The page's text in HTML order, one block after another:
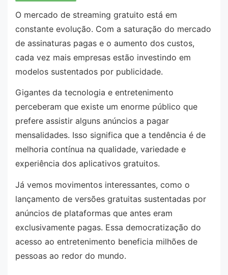
O mercado de streaming gratuito está em
constante evolução. Com a saturação do mercado
de assinaturas pagas e o aumento dos custos,
cada vez mais empresas estão investindo em
modelos sustentados por publicidade.
Gigantes da tecnologia e entretenimento
perceberam que existe um enorme público que
prefere assistir alguns anúncios a pagar
mensalidades. Isso significa que a tendência é de
melhoria contínua na qualidade, variedade e
experiência dos aplicativos gratuitos.
Já vemos movimentos interessantes, como o
lançamento de versões gratuitas sustentadas por
anúncios de plataformas que antes eram
exclusivamente pagas. Essa democratização do
acesso ao entretenimento beneficia milhões de
pessoas ao redor do mundo.